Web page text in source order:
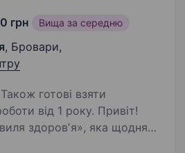
грн Вища за середню
, Бровари,
готові взяти
від 1 року. Привіт!
здоровʼя», яка щодня